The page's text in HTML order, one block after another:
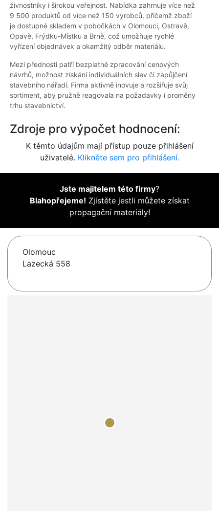
živnostníky i širokou veřejnost. Nabídka zahrnuje více než
9 500 produktů od více než 150 výrobců, přičemž zboží
je dostupné skladem v pobočkách v Olomouci, Ostravě,
Opavě, Frýdku-Místku a Brně, což umožňuje rychlé
vyřízení objednávek a okamžitý odběr materiálu.
Mezi přednosti patří bezplatné zpracování cenových
návrhů, možnost získání individuálních slev či zapůjčení
stavebního nářadí. Firma aktivně inovuje a rozšiřuje svůj
sortiment, aby pružně reagovala na požadavky i proměny
trhu stavebnictví.
Zdroje pro výpočet hodnocení:
K těmto údajům mají přístup pouze přihlášení
uživatelé. Klikněte sem pro přihlášení.
Jste majitelem této firmy?
Blahopřejeme! Zjistěte jestli můžete získat
propagační materiály!
Olomouc
Lazecká 558